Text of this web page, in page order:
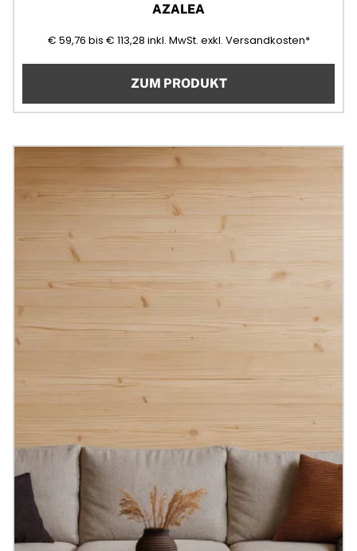
AZALEA
€ 59,7659,76
bis € 113,28113,28
inkl. MwSt. (Mehrwertsteuer)
exkl. Versandkosten*
ZUM PRODUKT